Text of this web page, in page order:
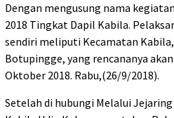
Dengan mengusung nama
2018 Tingkat Dapil Kabila.
sendiri meliputi Kecamatan
Botupingge, yang rencananya
Oktober 2018. Rabu,(26/9/2018).
Setelah di hubungi Melalui